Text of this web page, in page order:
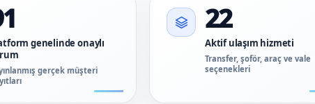
genelinde onaylı
gerçek müşteri
22
Aktif ulaşım hizmeti
Transfer, şoför, araç ve vale
seçenekleri